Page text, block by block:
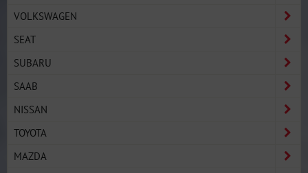
VOLKSWAGEN
SEAT
SUBARU
SAAB
NISSAN
TOYOTA
MAZDA